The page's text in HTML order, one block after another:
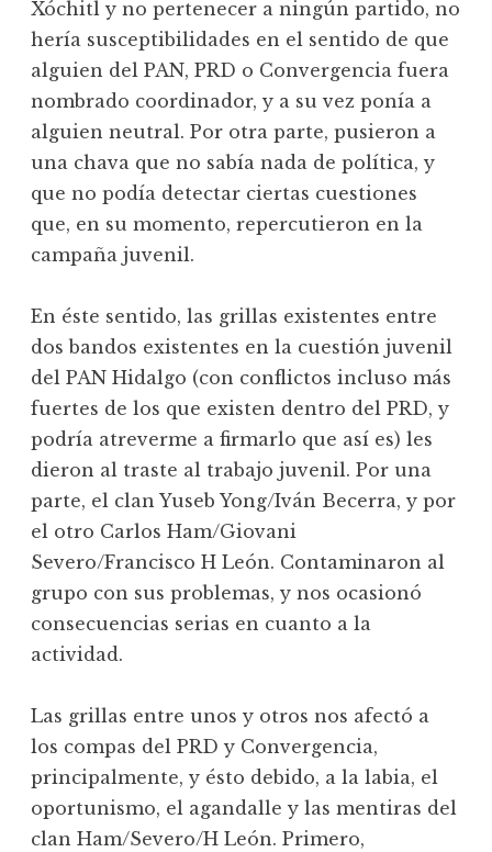
Xóchitl y no pertenecer a ningún partido, no
hería susceptibilidades en el sentido de que
alguien del PAN, PRD o Convergencia fuera
nombrado coordinador, y a su vez ponía a
alguien neutral. Por otra parte, pusieron a
una chava que no sabía nada de política, y
que no podía detectar ciertas cuestiones
que, en su momento, repercutieron en la
campaña juvenil.
En éste sentido, las grillas existentes entre
dos bandos existentes en la cuestión juvenil
del PAN Hidalgo (con conflictos incluso más
fuertes de los que existen dentro del PRD, y
podría atreverme a firmarlo que así es) les
dieron al traste al trabajo juvenil. Por una
parte, el clan Yuseb Yong/Iván Becerra, y por
el otro Carlos Ham/Giovani
Severo/Francisco H León. Contaminaron al
grupo con sus problemas, y nos ocasionó
consecuencias serias en cuanto a la
actividad.
Las grillas entre unos y otros nos afectó a
los compas del PRD y Convergencia,
principalmente, y ésto debido, a la labia, el
oportunismo, el agandalle y las mentiras del
clan Ham/Severo/H León. Primero,